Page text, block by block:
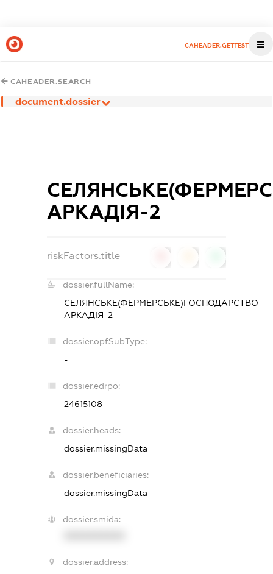
CAHEADER.GETTEST
CAHEADER.SEARCH
document.dossier
АРКАДІЯ-2
riskFactors.title
dossier.fullName:
СЕЛЯНСЬКЕ(ФЕРМЕРСЬКЕ)ГОСПОДАРСТВО
АРКАДІЯ-2
dossier.opfSubType:
-
dossier.edrpo:
24615108
dossier.heads:
dossier.missingData
dossier.beneficiaries:
dossier.missingData
dossier.smida:
dossier.address: